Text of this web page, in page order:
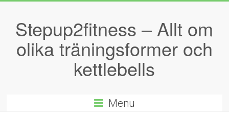
Stepup2fitness – Allt om
olika träningsformer och
kettlebells
Menu